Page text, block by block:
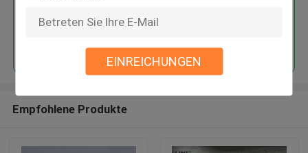
EINREICHUNGEN
Vilene
Empfohlene Produkte